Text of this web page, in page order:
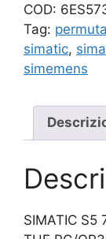
COD:
Tag:
simatic,
simemens
SIMATIC S5